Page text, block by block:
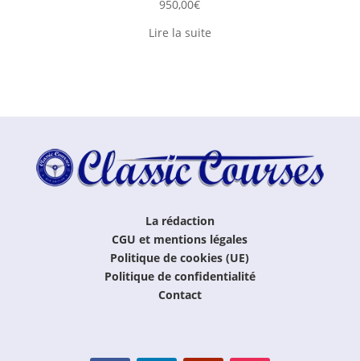
950,00€
Lire la suite
La rédaction
CGU et mentions légales
Politique de cookies (UE)
Politique de confidentialité
Contact